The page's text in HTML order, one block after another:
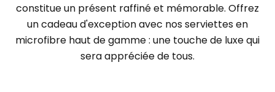
constitue un présent raffiné et mémorable. Offrez
un cadeau d'exception avec nos serviettes en
microfibre haut de gamme : une touche de luxe qui
sera appréciée de tous.